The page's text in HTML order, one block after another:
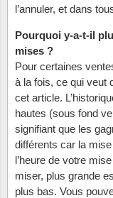
l’annuler, et dans
Pourquoi y-a-t-il
mises ?
Pour certaines
à la fois, ce qui veut
cet article.
hautes (sous fond
signifiant que les
différents car la
l’heure de votre
miser, plus grande
plus bas. Vous